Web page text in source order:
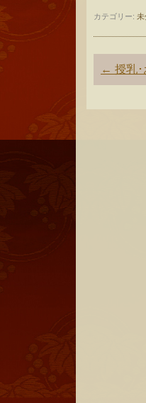
カテゴリー: 未
投
稿
← 授乳･